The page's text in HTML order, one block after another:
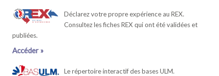
Déclarez votre propre expérience au REX.
Consultez les fiches REX qui ont été validées et
publiées.
Accéder »
Le répertoire interactif des bases ULM.